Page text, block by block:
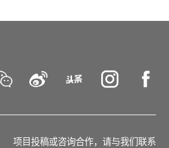
项目投稿或咨询合作，请与我们联系